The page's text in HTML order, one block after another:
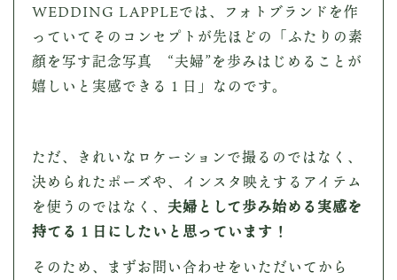
WEDDING LAPPLEでは、フォトブランドを作
っていてそのコンセプトが先ほどの「ふたりの素
顔を写す記念写真 “夫婦”を歩みはじめることが
嬉しいと実感できる１日」なのです。
ただ、きれいなロケーションで撮るのではなく、
決められたポーズや、インスタ映えするアイテム
を使うのではなく、 夫婦として歩み始める実感を
持てる１日にしたいと思っています！
そのため、まずお問い合わせをいただいてから